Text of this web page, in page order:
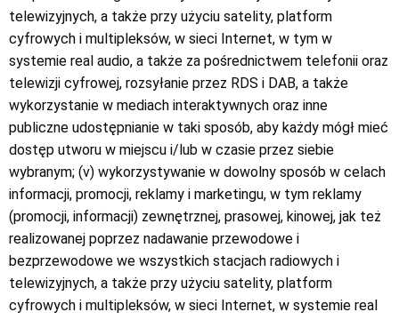
telewizyjnych, a także przy użyciu satelity, platform
cyfrowych i multipleksów, w sieci Internet, w tym w
systemie real audio, a także za pośrednictwem telefonii oraz
telewizji cyfrowej, rozsyłanie przez RDS i DAB, a także
wykorzystanie w mediach interaktywnych oraz inne
publiczne udostępnianie w taki sposób, aby każdy mógł mieć
dostęp utworu w miejscu i/lub w czasie przez siebie
wybranym; (v) wykorzystywanie w dowolny sposób w celach
informacji, promocji, reklamy i marketingu, w tym reklamy
(promocji, informacji) zewnętrznej, prasowej, kinowej, jak też
realizowanej poprzez nadawanie przewodowe i
bezprzewodowe we wszystkich stacjach radiowych i
telewizyjnych, a także przy użyciu satelity, platform
cyfrowych i multipleksów, w sieci Internet, w systemie real